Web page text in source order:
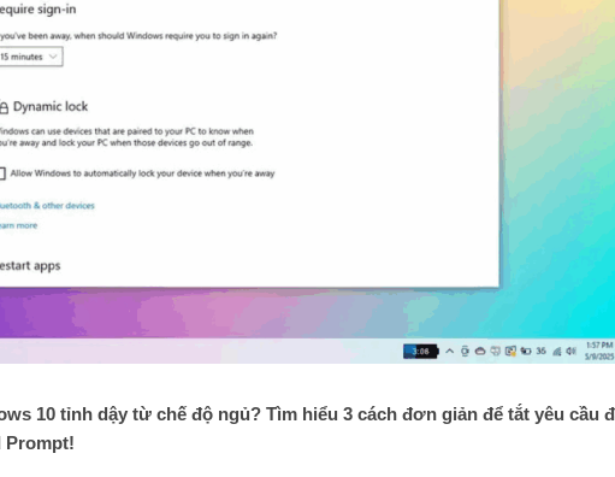
10 tỉnh dậy từ chế độ ngủ? Tìm hiểu 3 cách đơn giản để tắt yêu cầu
Prompt!